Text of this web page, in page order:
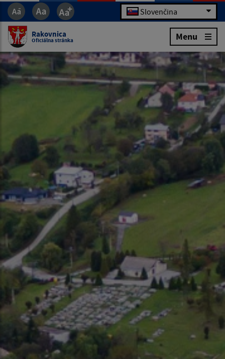
Slovenčina
Rakovnica
Oficiálna stránka Menu